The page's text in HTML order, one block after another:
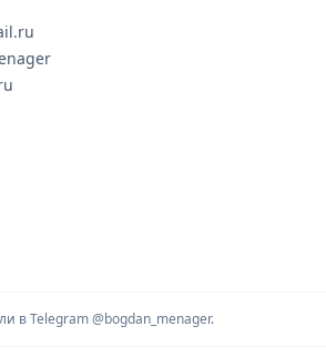
в Telegram @bogdan_menager.